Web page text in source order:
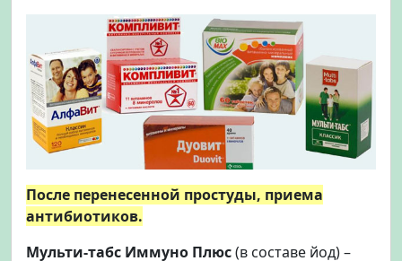
После перенесенной простуды, приема
антибиотиков.
Мульти-табс Иммуно Плюс(в составе йод) –